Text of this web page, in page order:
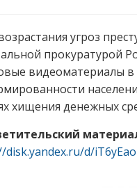
угроз
прокуратурой
видеоматериалы
хищения денежных
disk.yandex.ru/d/